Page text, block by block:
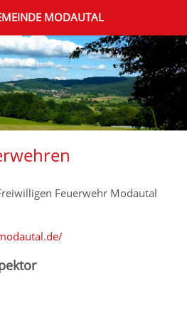
MODAUTAL
Feuerwehr Modautal